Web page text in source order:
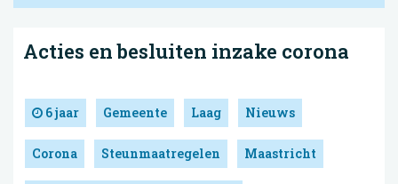
Acties en besluiten inzake corona
6 jaar Gemeente Laag Nieuws
Corona Steunmaatregelen Maastricht